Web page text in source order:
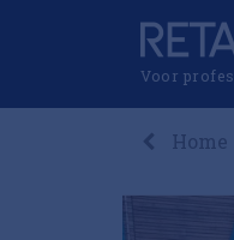
Voor
Home